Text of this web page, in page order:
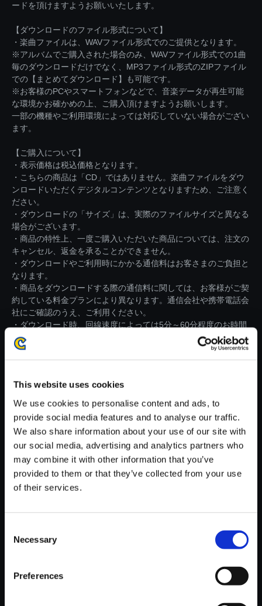
This website uses cookies
We use cookies to personalise content and ads, to
provide social media features and to analyse our traffic.
We also share information about your use of our site with
our social media, advertising and analytics partners who
may combine it with other information that you’ve
provided to them or that they’ve collected from your use
of their services.
Selection
Necessary
Preferences
ードを頂けますようお願いいたします。
【ダウンロードのファイル形式について】
・楽曲ファイルは、WAVファイル形式でのご提供となります。
※アルバムでご購入された場合のみ、WAVファイル形式での1曲
毎のダウンロードだけでなく、MP3ファイル形式のZIPファイル
での【まとめてダウンロード】も可能です。
※お客様のPCやスマートフォンなどで、音楽データが再生可能
な環境かお確かめの上、ご購入頂けますようお願いします。
一部の機種やご利用環境によっては対応していない場合がござい
ます。
【ご購入について】
・表示価格は税込価格となります。
・こちらの商品は「CD」ではありません。楽曲ファイルをダウ
ンロードいただくデジタルコンテンツとなりますため、ご注意く
ださい。
・ダウンロードの「サイズ」は、実際のファイルサイズと異なる
場合がございます。
・商品の特性上、一度ご購入いただいた商品については、注文の
キャンセル、返金を承ることができません。
・ダウンロードやご利用時にかかる通信料はお客さまのご負担と
なります。
・商品をダウンロードする際の通信料に関しては、お客様がご契
約している料金プランにより異なります。通信会社や携帯電話会
社にご確認のうえ、ご利用ください。
・ダウンロード時、回線速度によっては5分～60分程度のお時間
がかかる場合がございます。
※ご購入いただいたファイルのダウンロードの際には、通信環境
が安定しているWifi環境でお試しください。
【単曲】スーパーストリートフ
ァイターII X オリジナル・サウ
ンドトラック Ken’s Theme